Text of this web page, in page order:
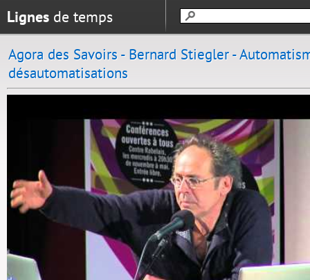
Lignes de temps
Agora des Savoirs - Bernard Stiegler -
désautomatisations